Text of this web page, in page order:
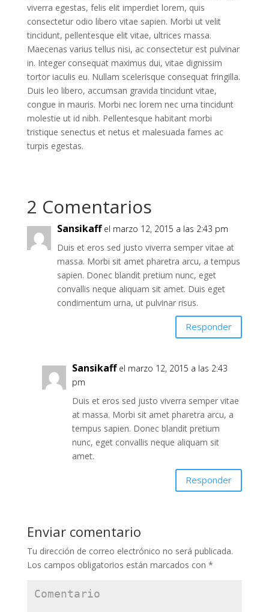
viverra egestas, felis elit imperdiet lorem, quis
consectetur odio libero vitae sapien. Morbi ut velit
tincidunt, pellentesque elit vitae, ultrices massa.
Maecenas varius tellus nisi, ac consectetur est pulvinar
in. Integer consequat maximus dui, vitae dignissim
tortor iaculis eu. Nullam scelerisque consequat fringilla.
Duis leo libero, accumsan gravida tincidunt vitae,
congue in mauris. Morbi nec lorem nec urna tincidunt
molestie ut id nibh. Pellentesque habitant morbi
tristique senectus et netus et malesuada fames ac
turpis egestas.
2 Comentarios
Sansikaff el marzo 12, 2015 a las 2:43 pm
Duis et eros sed justo viverra semper vitae at
massa. Morbi sit amet pharetra arcu, a tempus
sapien. Donec blandit pretium nunc, eget
convallis neque aliquam sit amet. Duis eget
condimentum urna, ut pulvinar risus.
Responder
Sansikaff el marzo 12, 2015 a las 2:43
pm
Duis et eros sed justo viverra semper vitae
at massa. Morbi sit amet pharetra arcu, a
tempus sapien. Donec blandit pretium
nunc, eget convallis neque aliquam sit
amet.
Responder
Enviar comentario
Tu dirección de correo electrónico no será publicada.
Los campos obligatorios están marcados con *